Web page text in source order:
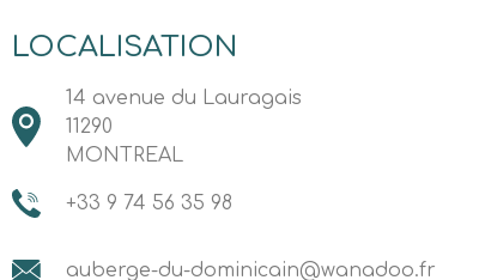
LOCALISATION
14 avenue du Lauragais
11290
MONTREAL
+33 9 74 56 35 98
auberge-du-dominicain@wanadoo.fr